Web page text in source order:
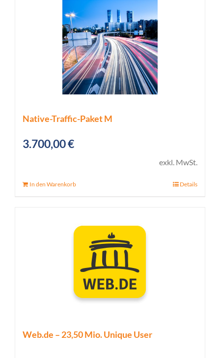
Native-Traffic-Paket M
3.700,00€
exkl. MwSt.
In den Warenkorb Details
Web.de – 23,50 Mio. Unique User